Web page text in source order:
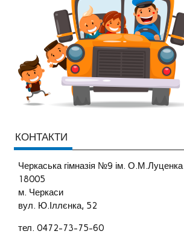
КОНТАКТИ
Черкаська гімназія №9 ім. О.М.Луценка
18005
м. Черкаси
вул. Ю.Іллєнка, 52
тел. 0472-73-75-60